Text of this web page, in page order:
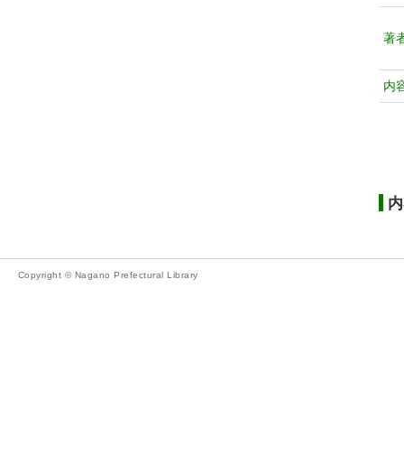
著
内
Copyright © Nagano Prefectural Library